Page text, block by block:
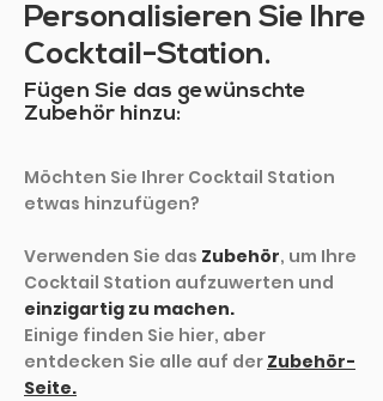
Personalisieren Sie Ihre
Cocktail-Station.
Fügen Sie das gewünschte
Zubehör hinzu:
Möchten Sie Ihrer Cocktail Station
etwas hinzufügen?
Verwenden Sie das Zubehör, um Ihre
Cocktail Station aufzuwerten und
einzigartig zu machen.
Einige finden Sie hier, aber
entdecken Sie alle auf der Zubehör-
Seite.